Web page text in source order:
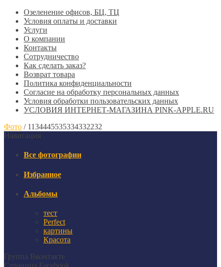
Озеленение офисов, БЦ, ТЦ
Условия оплаты и доставки
Услуги
О компании
Контакты
Сотрудничество
Как сделать заказ?
Возврат товара
Политика конфиденциальности
Согласие ​на обработку персональных данных
Условия обработки пользовательских данных
УСЛОВИЯ ИНТЕРНЕТ-МАГАЗИНА PINK-APPLE.RU
Фото / 1134445535334332232
Навигация
Все фотографии
Избранное
Альбомы
тест
Perfect
картины
Красота
Группа Вконтакте
Страница Facebook